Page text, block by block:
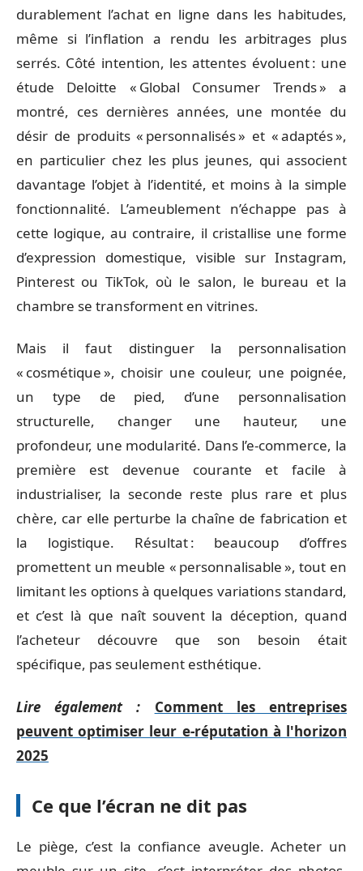
durablement l’achat en ligne dans les habitudes,
même si l’inflation a rendu les arbitrages plus
serrés. Côté intention, les attentes évoluent : une
étude Deloitte « Global Consumer Trends » a
montré, ces dernières années, une montée du
désir de produits « personnalisés » et « adaptés »,
en particulier chez les plus jeunes, qui associent
davantage l’objet à l’identité, et moins à la simple
fonctionnalité. L’ameublement n’échappe pas à
cette logique, au contraire, il cristallise une forme
d’expression domestique, visible sur Instagram,
Pinterest ou TikTok, où le salon, le bureau et la
chambre se transforment en vitrines.
Mais il faut distinguer la personnalisation
« cosmétique », choisir une couleur, une poignée,
un type de pied, d’une personnalisation
structurelle, changer une hauteur, une
profondeur, une modularité. Dans l’e-commerce, la
première est devenue courante et facile à
industrialiser, la seconde reste plus rare et plus
chère, car elle perturbe la chaîne de fabrication et
la logistique. Résultat : beaucoup d’offres
promettent un meuble « personnalisable », tout en
limitant les options à quelques variations standard,
et c’est là que naît souvent la déception, quand
l’acheteur découvre que son besoin était
spécifique, pas seulement esthétique.
Lire également :
Comment les entreprises
peuvent optimiser leur e-réputation à l'horizon
2025
Ce que l’écran ne dit pas
Le piège, c’est la confiance aveugle. Acheter un